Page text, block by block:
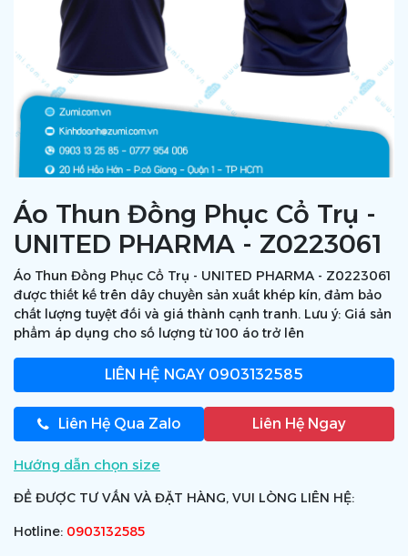
Áo Thun Đồng Phục Cổ Trụ -
UNITED PHARMA - Z0223061
Áo Thun Đồng Phục Cổ Trụ - UNITED PHARMA - Z0223061
được thiết kế trên dây chuyền sản xuất khép kín, đảm bảo
chất lượng tuyệt đối và giá thành cạnh tranh. Lưu ý: Giá sản
phẩm áp dụng cho số lượng từ 100 áo trở lên
LIÊN HỆ NGAY 0903132585
Liên Hệ Qua Zalo Liên Hệ Ngay
Hướng dẫn chọn size
ĐỂ ĐƯỢC TƯ VẤN VÀ ĐẶT HÀNG, VUI LÒNG LIÊN HỆ:
Hotline: 0903132585